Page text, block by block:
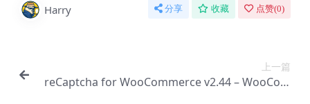
Harry 分享 收藏 点赞(0)
上一篇
reCaptcha for WooCommerce v2.44 – WooCom